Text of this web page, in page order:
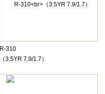
R-310
（3.5YR 7.9/1.7）